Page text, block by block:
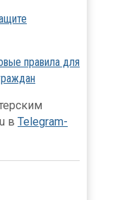
правила для
в Telegram-